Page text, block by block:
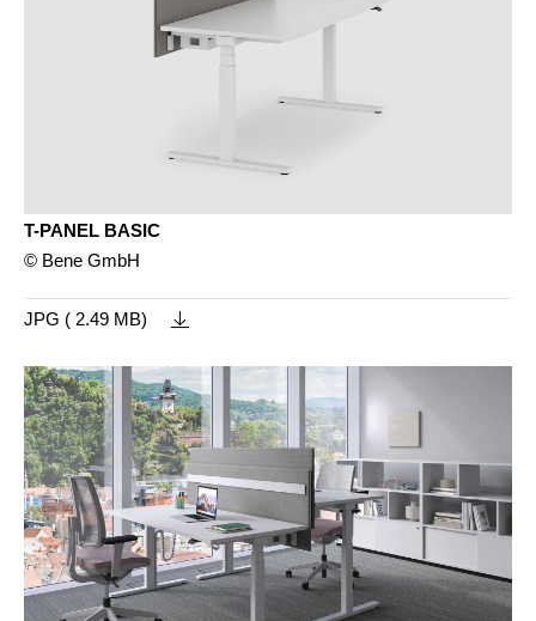
T-PANEL BASIC
© Bene GmbH
JPG ( 2.49 MB)